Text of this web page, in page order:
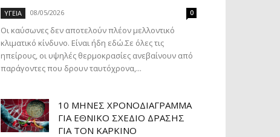
ΥΓΕΙΑ 08/05/2026 0
Οι καύσωνες δεν αποτελούν πλέον μελλοντικό
κλιματικό κίνδυνο. Είναι ήδη εδώ.Σε όλες τις
ηπείρους, οι υψηλές θερμοκρασίες ανεβαίνουν από
παράγοντες που δρουν ταυτόχρονα,...
10 ΜΉΝΕΣ ΧΡΟΝΟΔΙΆΓΡΑΜΜΑ
ΓΙΑ ΕΘΝΙΚΌ ΣΧΈΔΙΟ ΔΡΆΣΗΣ
ΓΙΑ ΤΟΝ ΚΑΡΚΊΝΟ